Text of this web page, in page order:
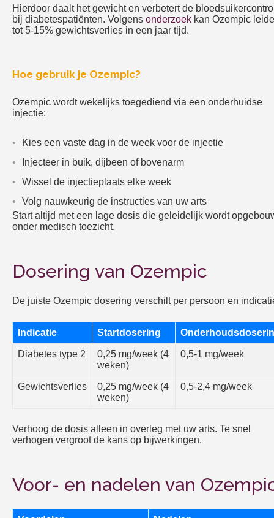
Hierdoor daalt het gewicht en verbetert de
bij diabetespatiënten. Volgens onderzoek kan Ozempic
tot 5-15% gewichtsverlies in een jaar tijd.
Hoe gebruik je Ozempic?
Ozempic wordt wekelijks toegediend via een onderhuidse
injectie:
Kies een vaste dag in de week voor de injectie
Injecteer in buik, dijbeen of bovenarm
Wissel de injectieplaats elke week
Volg nauwkeurig de instructies van uw arts
Start altijd met een lage dosis die geleidelijk wordt
onder medisch toezicht.
Dosering van Ozempic
De juiste Ozempic dosering verschilt per persoon en
Indicatie Startdosering
Diabetes type 2
0,25 mg/week (4
weken)
0,5-1 mg/week
Gewichtsverlies
0,25 mg/week (4
weken)
0,5-2,4 mg/week
Verhoog de dosis alleen in overleg met uw arts. Te snel
verhogen vergroot de kans op bijwerkingen.
Voor- en nadelen van